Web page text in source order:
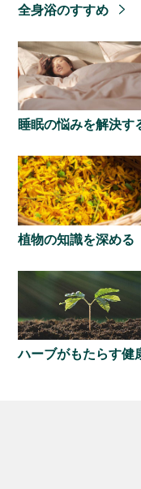
全身浴のすすめ
睡眠の悩みを解決す
植物の知識を深める
ハーブがもたらす健